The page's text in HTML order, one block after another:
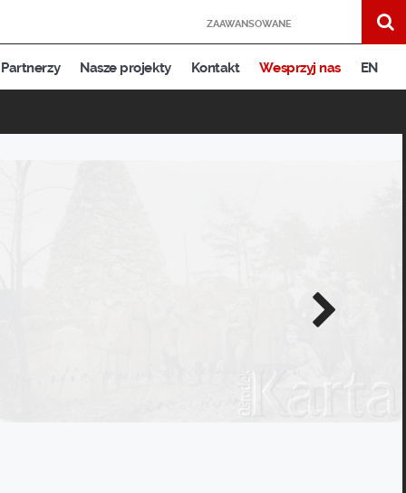
ZAAWANSOWANE
Partnerzy Nasze projekty Kontakt Wesprzyj nas EN
Następne
zdjęcie